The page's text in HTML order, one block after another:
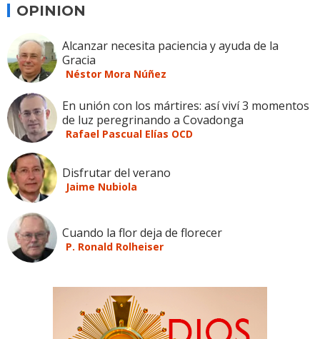
OPINION
Alcanzar necesita paciencia y ayuda de la
Gracia
Néstor Mora Núñez
En unión con los mártires: así viví 3 momentos
de luz peregrinando a Covadonga
Rafael Pascual Elías OCD
Disfrutar del verano
Jaime Nubiola
Cuando la flor deja de florecer
P. Ronald Rolheiser